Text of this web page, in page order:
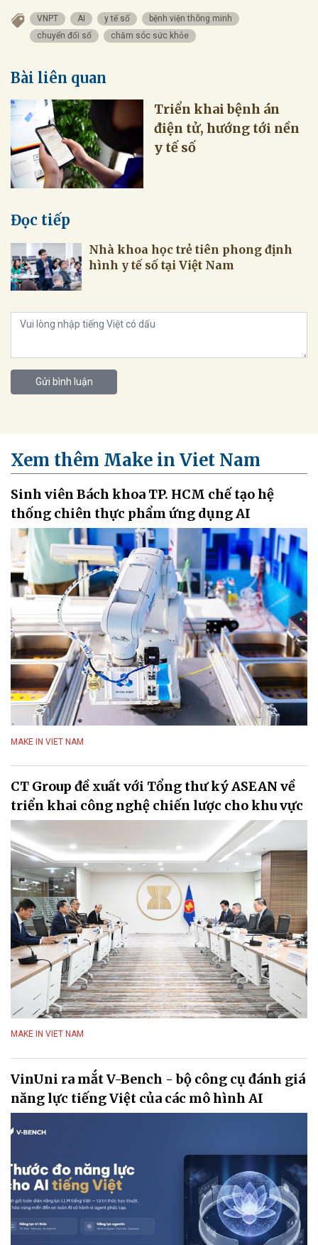
VNPT AI y tế số
bệnh viện thông minh
chuyển đổi số
chăm sóc sức khỏe
Bài liên quan
Triển khai bệnh án
điện tử, hướng tới nền
y tế số
Đọc tiếp
Nhà khoa học trẻ tiên phong định
hình y tế số tại Việt Nam
Gửi bình luận
Xem thêm Make in Viet Nam
Sinh viên Bách khoa TP. HCM chế tạo hệ
thống chiên thực phẩm ứng dụng AI
MAKE IN VIET NAM
CT Group đề xuất với Tổng thư ký ASEAN về
triển khai công nghệ chiến lược cho khu vực
MAKE IN VIET NAM
VinUni ra mắt V-Bench - bộ công cụ đánh giá
năng lực tiếng Việt của các mô hình AI